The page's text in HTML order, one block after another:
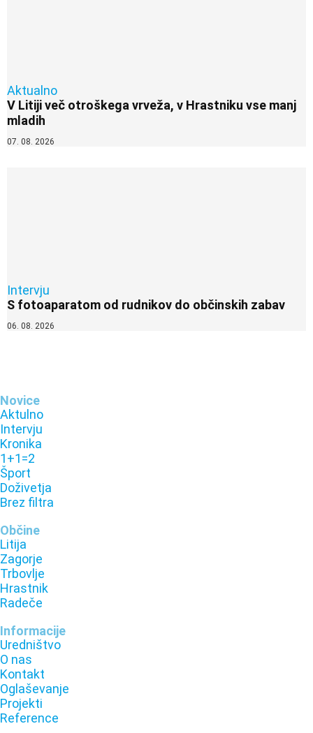
Aktualno
V Litiji več otroškega vrveža, v Hrastniku vse manj
mladih
07. 08. 2026
Intervju
S fotoaparatom od rudnikov do občinskih zabav
06. 08. 2026
Novice
Aktulno
Intervju
Kronika
1+1=2
Šport
Doživetja
Brez filtra
Občine
Litija
Zagorje
Trbovlje
Hrastnik
Radeče
Informacije
Uredništvo
O nas
Kontakt
Oglaševanje
Projekti
Reference